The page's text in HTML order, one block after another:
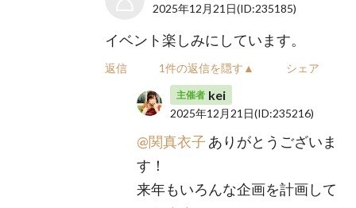
2025年12月21日(ID:235185)
イベント楽しみにしています。
返信 1件の返信を隠す▲ シェア
主催者 kei
2025年12月21日(ID:235216)
@関真衣子 ありがとうございま
す！
来年もいろんな企画を計画して